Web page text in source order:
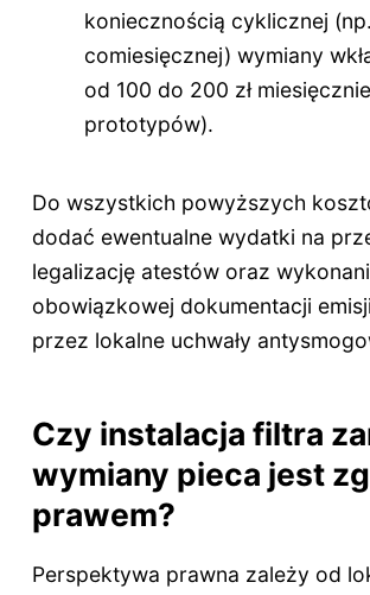
koniecznością cyklicznej (np.
comiesięcznej) wymiany
od 100 do 200 zł
prototypów).
Do wszystkich powyższych
dodać ewentualne wydatki na
legalizację atestów oraz
obowiązkowej dokumentacji
przez lokalne uchwały
Czy instalacja filtra
wymiany pieca jest
prawem?
Perspektywa prawna zależy od